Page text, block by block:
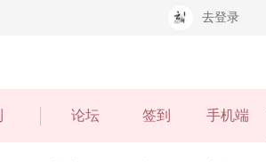
去登录
论坛 签到 手机端